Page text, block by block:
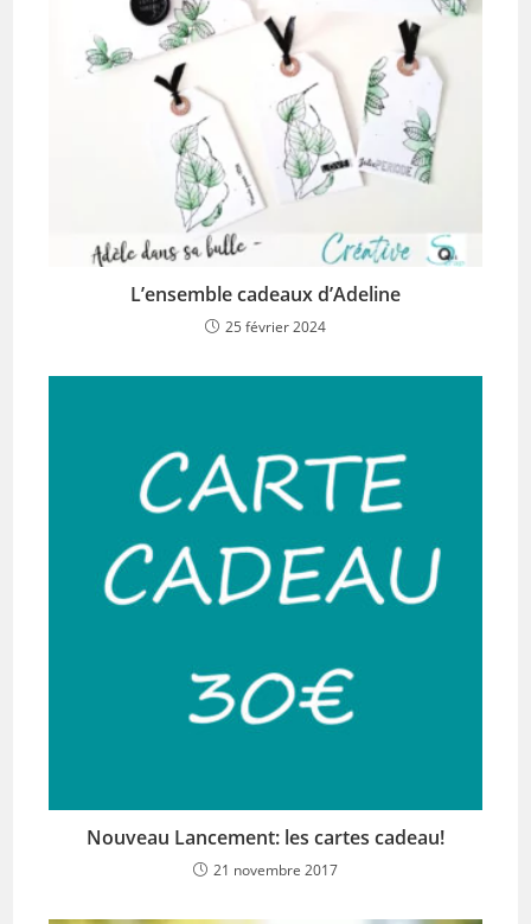
L’ensemble cadeaux d’Adeline
25 février 2024
Nouveau Lancement: les cartes cadeau!
21 novembre 2017